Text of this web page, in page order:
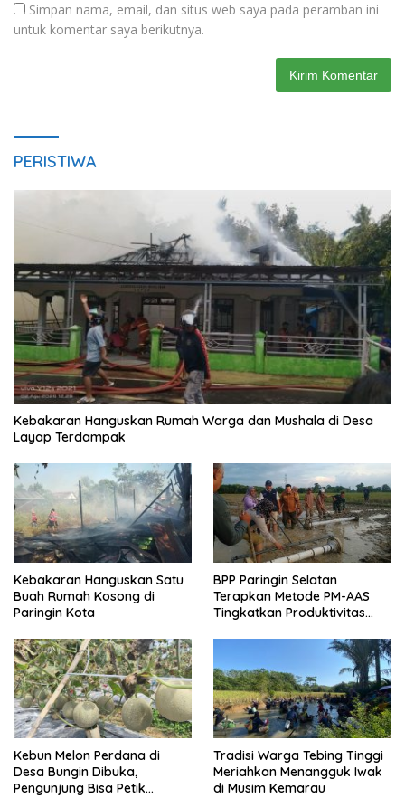
Simpan nama, email, dan situs web saya pada peramban ini
untuk komentar saya berikutnya.
PERISTIWA
Kebakaran Hanguskan Rumah Warga dan Mushala di Desa
Layap Terdampak
Kebakaran Hanguskan Satu
Buah Rumah Kosong di
Paringin Kota
BPP Paringin Selatan
Terapkan Metode PM-AAS
Tingkatkan Produktivitas
Kebun Melon Perdana di
Desa Bungin Dibuka,
Pengunjung Bisa Petik
Tradisi Warga Tebing Tinggi
Meriahkan Menangguk Iwak
di Musim Kemarau